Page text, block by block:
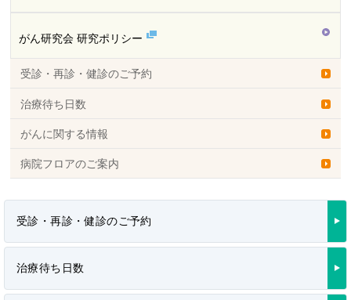
がん研究会 研究ポリシー
受診・再診・健診のご予約
治療待ち日数
がんに関する情報
病院フロアのご案内
受診・再診・健診のご予約
治療待ち日数